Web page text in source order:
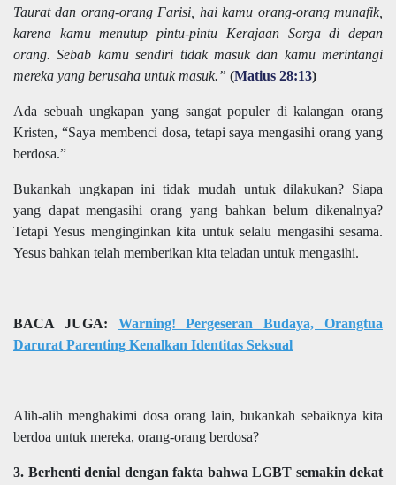
Taurat dan orang-orang Farisi, hai kamu orang-orang munafik,
karena kamu menutup pintu-pintu Kerajaan Sorga di depan
orang. Sebab kamu sendiri tidak masuk dan kamu merintangi
mereka yang berusaha untuk masuk.” (Matius 28:13)
Ada sebuah ungkapan yang sangat populer di kalangan orang
Kristen, “Saya membenci dosa, tetapi saya mengasihi orang yang
berdosa.”
Bukankah ungkapan ini tidak mudah untuk dilakukan? Siapa
yang dapat mengasihi orang yang bahkan belum dikenalnya?
Tetapi Yesus menginginkan kita untuk selalu mengasihi sesama.
Yesus bahkan telah memberikan kita teladan untuk mengasihi.
BACA JUGA: Warning! Pergeseran Budaya, Orangtua
Darurat Parenting Kenalkan Identitas Seksual
Alih-alih menghakimi dosa orang lain, bukankah sebaiknya kita
berdoa untuk mereka, orang-orang berdosa?
3. Berhenti denial dengan fakta bahwa LGBT semakin dekat